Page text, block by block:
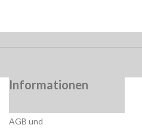
Informationen
AGB und